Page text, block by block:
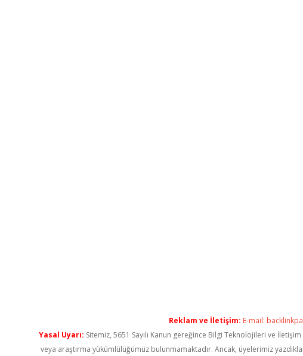
Reklam ve İletişim: E-mail:
Yasal Uyarı: Sitemiz, 5651 Sayılı Kanun gereğince Bilgi Teknolojileri ve
veya araştırma yükümlülüğümüz bulunmamaktadır. Ancak, üyelerimiz